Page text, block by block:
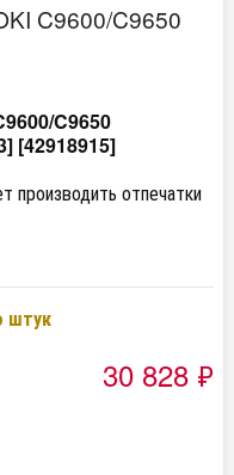
C9600/C9650
C9650
[42918915]
производить отпечатки
штук
30 828 ₽